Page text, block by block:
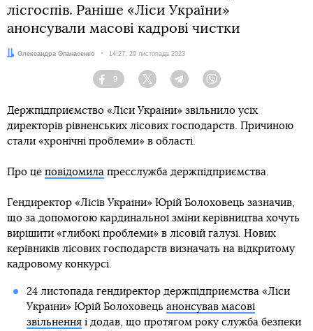
лісгоспів. Раніше «Ліси України»
анонсували масові кадрові чистки
Автор:
Олександра Опанасенко Дата:
14:27, 29 листопада 2023
Facebook
9
Twitter TelegramViber
Держпідприємство «Ліси України» звільнило усіх
директорів рівненських лісових господарств. Причиною
стали «хронічні проблеми» в області.
Про це повідомила пресслужба держпідприємства.
Гендиректор «Лісів України» Юрій Болоховець зазначив,
що за допомогою кардинальної зміни керівництва хочуть
вирішити «глибокі проблеми» в лісовій галузі. Нових
керівників лісових господарств визначать на відкритому
кадровому конкурсі.
24 листопада гендиректор держпідприємства «Ліси
України» Юрій Болоховець анонсував масові
звільненняі додав, що протягом року служба безпеки